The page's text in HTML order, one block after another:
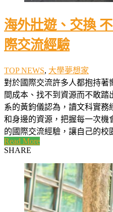
海外壯遊、交換
際交流經驗
TOP NEWS, 大學夢想家
對於國際交流許多人都抱持著
間成本、找不到資源而不敢
系的黃鈞儀認為，讀文科實
和身邊的資源，把握每一次機
的國際交流經驗，讓自己的校
Read More
SHARE